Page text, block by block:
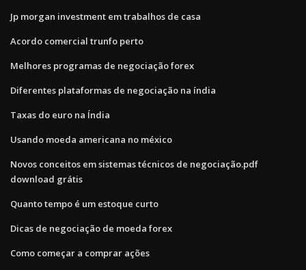
Jp morgan investment em trabalhos de casa
Acordo comercial trunfo perto
Melhores programas de negociação forex
Diferentes plataformas de negociação na índia
Taxas do euro na Índia
Usando moeda americana no méxico
Novos conceitos em sistemas técnicos de negociação.pdf
download grátis
Quanto tempo é um estoque curto
Dicas de negociação de moeda forex
Como começar a comprar ações